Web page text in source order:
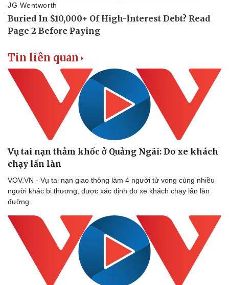
Doanh nghiệp
Thông tin doanh nghiệp
Doanh nghiệp 24h
Doanh nhân
Vì cộng đồng
Công nghệ
Sành điệu
Tin Công nghệ
Trải nghiệm
Tin liên quan
Vụ tai nạn thảm khốc ở Quảng Ngãi: Do xe khách
chạy lấn làn
VOV.VN - Vụ tai nạn giao thông làm 4 người tử vong cùng nhiều
người khác bị thương, được xác định do xe khách chạy lấn làn
đường.